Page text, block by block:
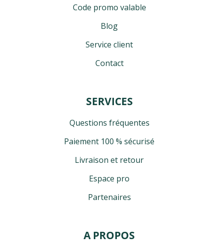
Code promo valable
Blog
Service client
Contact
SERVICES
Questions fréquentes
Paiement 100 % sécurisé
Livraison et retour
Espace pro
Partenaires
A PROPOS